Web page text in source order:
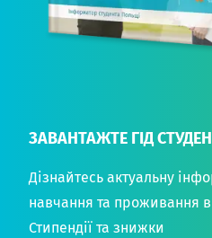
ЗАВАНТАЖТЕ ГІД
Дізнайтесь актуальну
навчання та проживання
Стипендії та знижки